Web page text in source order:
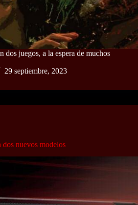
dos juegos, a la espera de muchos
29 septiembre, 2023
nuevos modelos